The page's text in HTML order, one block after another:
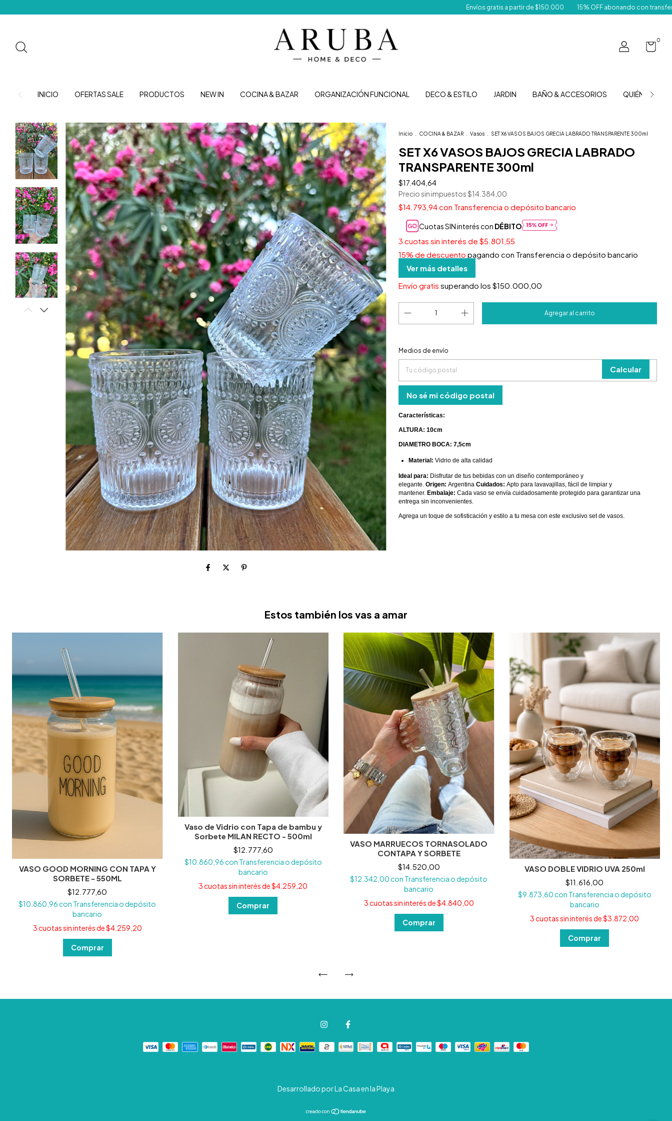
Envíos gratis a partir de $150.000 15% OFF abonando con transferencia
0
INICIO OFERTAS SALE PRODUCTOS NEW IN COCINA & BAZAR ORGANIZACIÓN FUNCIONAL DECO & ESTILO JARDIN BAÑO & ACCESORIOS QUIÉNES
Inicio COCINA & BAZAR Vasos SET X6 VASOS BAJOS GRECIA LABRADO TRANSPARENTE 300ml
SET X6 VASOS BAJOS GRECIA LABRADO
TRANSPARENTE 300ml
$17.404,64
Precio sin impuestos$14.384,00
$14.793,94con Transferencia o depósito bancario
Cuotas SIN interés con DÉBITO
3 cuotas sin interés de $5.801,55
15% de descuento pagando con Transferencia o depósito bancario
Ver más detalles
Envío gratis superando los $150.000,00
Entregas para el CP:
Medios de envío
Calcular
No sé mi código postal
Características:
ALTURA: 10cm
DIAMETRO BOCA: 7,5cm
Material: Vidrio de alta calidad
Ideal para: Disfrutar de tus bebidas con un diseño contemporáneo y
elegante. Origen: Argentina Cuidados: Apto para lavavajillas, fácil de limpiar y
mantener. Embalaje: Cada vaso se envía cuidadosamente protegido para garantizar una
entrega sin inconvenientes.
Agrega un toque de sofisticación y estilo a tu mesa con este exclusivo set de vasos.
Estos también los vas a amar
VASO GOOD MORNING CON TAPA Y
SORBETE - 550ML
$12.777,60
$10.860,96con Transferencia o depósito
bancario
3cuotas sin interés de$4.259,20
Vaso de Vidrio con Tapa de bambu y
Sorbete MILAN RECTO - 500ml
$12.777,60
$10.860,96con Transferencia o depósito
bancario
3cuotas sin interés de$4.259,20
VASO MARRUECOS TORNASOLADO
CONTAPA Y SORBETE
$14.520,00
$12.342,00con Transferencia o depósito
bancario
3cuotas sin interés de$4.840,00
VASO DOBLE VIDRIO UVA 250ml
$11.616,00
$9.873,60con Transferencia o depósito
bancario
3cuotas sin interés de$3.872,00
Desarrollado por La Casa en la Playa